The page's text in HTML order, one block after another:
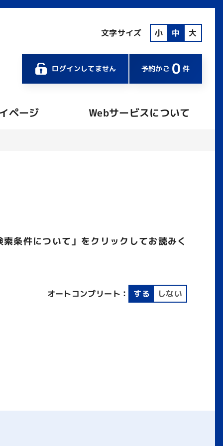
文字サイズ 小 中 大
ログインしてません 予約かご 0 件
ページ Webサービスについて
条件について」をクリックしてお読みく
オートコンプリート： する しない